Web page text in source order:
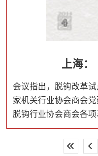
上海：
会议指出，脱钩改革
家机关行业协会商会
脱钩行业协会商会各
保证。中央和国家机
党员要以习近平新时